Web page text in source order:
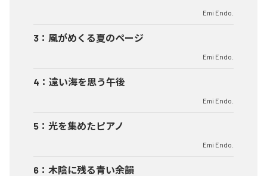
Emi Endo.
3 ： 風がめくる夏のページ
Emi Endo.
4 ： 遠い海を思う午後
Emi Endo.
5 ： 光を集めたピアノ
Emi Endo.
6 ： 木陰に残る青い余韻